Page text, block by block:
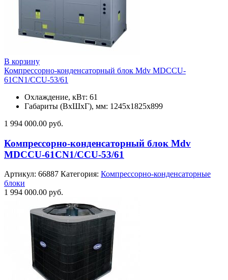
В корзину
Компрессорно-конденсаторный блок Mdv MDCCU-
61CN1/CCU-53/61
Охлаждение, кВт: 61
Габариты (ВхШхГ), мм: 1245х1825х899
1 994 000.00 руб.
Компрессорно-конденсаторный блок Mdv
MDCCU-61CN1/CCU-53/61
Артикул: 66887 Категория: Компрессорно-конденсаторные
блоки
1 994 000.00 руб.